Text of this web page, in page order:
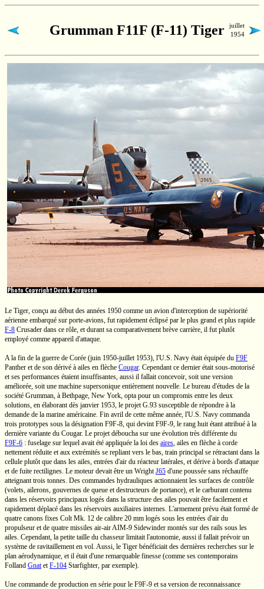
Grumman F11F (F-11) Tiger
juillet
1954
Le Tiger, conçu au début des années 1950 comme un avion d'interception de supériorité
aérienne embarqué sur porte-avions, fut rapidement éclipsé par le plus grand et plus rapide
F-8 Crusader dans ce rôle, et durant sa comparativement brève carrière, il fut plutôt
employé comme appareil d'attaque.
A la fin de la guerre de Corée (juin 1950-juillet 1953), l'U.S. Navy était équipée du F9F
Panther et de son dérivé à ailes en flèche Cougar. Cependant ce dernier étaitsous-motorisé
et ses performances étaient insuffisantes, aussi il fallait concevoir, soit une version
améliorée, soit une machine supersonique entièrement nouvelle. Le bureau d'études de la
société Grumman, à Bethpage, New York, opta pour un compromis entre les deux
solutions, en élaborant dès janvier 1953, le projetG.93 susceptible de répondre à la
demande de la marine américaine. Fin avril de cette même année, l'U.S. Navy commanda
trois prototypes sous la désignation F9F-8, qui devintF9F-9, le rang huit étant attribué à la
dernière variante du Cougar. Le projet déboucha sur une évolution très différente du
F9F-6 : fuselage sur lequel avait été appliquée la loi des aires, ailes en flèche à corde
nettement réduite et aux extrémités se repliant vers le bas, train principal se rétractant dans la
cellule plutôt que dans les ailes, entrées d'air du réacteur latérales, et dérive à bords d'attaque
et de fuite rectilignes. Le moteur devait être un WrightJ65 d'une poussée sans réchauffe
atteignant trois tonnes. Des commandes hydrauliques actionnaient les surfaces de contrôle
(volets, ailerons, gouvernes de queue et destructeurs de portance), et le carburant contenu
dans les réservoirs principaux logés dans la structure des ailes pouvait être facilement et
rapidement déplacé dans les réservoirs auxiliaires internes. L'armement prévu était formé de
quatre canons fixes ColtMk. 12 de calibre 20 mm logés sous les entrées d'air du
propulseur et de quatre missiles air-airAIM-9 Sidewinder montés sur des rails sous les
ailes. Cependant, la petite taille du chasseur limitait l'autonomie, aussi il fallait prévoir un
système de ravitaillement en vol. Aussi, le Tiger bénéficiait des dernières recherches sur le
plan aérodynamique, et il était d'une remarquable finesse (comme ses contemporains
Folland GnatetF-104 Starfighter, par exemple).
Une commande de production en série pour le F9F-9 et sa version de reconnaissance